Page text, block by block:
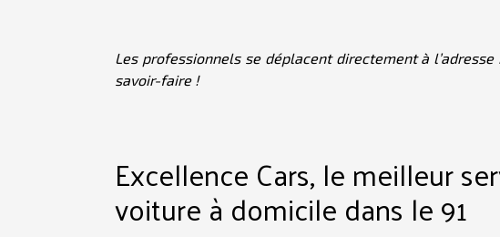
Les professionnels se déplacent directement à
savoir-faire !
Excellence Cars, le meilleur
voiture à domicile dans le 91